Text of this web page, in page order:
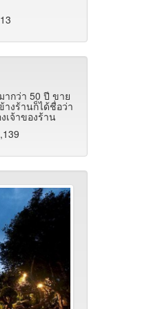
ากว่า 50 ปี ขาย
งร้านก็ได้ชื่อว่า
เจ้าของร้าน